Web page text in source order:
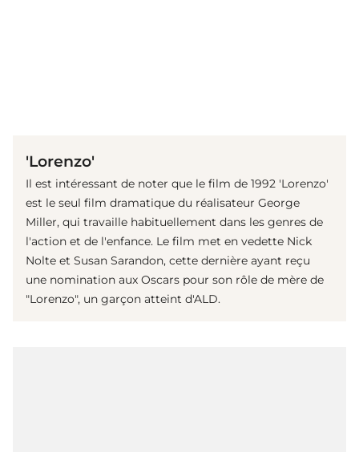
'Lorenzo'
Il est intéressant de noter que le film de 1992 'Lorenzo'
est le seul film dramatique du réalisateur George
Miller, qui travaille habituellement dans les genres de
l'action et de l'enfance. Le film met en vedette Nick
Nolte et Susan Sarandon, cette dernière ayant reçu
une nomination aux Oscars pour son rôle de mère de
"Lorenzo", un garçon atteint d'ALD.